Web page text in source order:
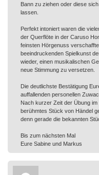
Bann zu ziehen oder diese
lassen.
Perfekt intoniert waren die
der Querflöte in der Caruso
feinsten Hörgenuss
beeindruckenden Spielkunst
wieder, einen musikalischen
neue Stimmung zu versetzen.
Die deutlichste Bestätigung
auffallenden personellen
Nach kurzer Zeit der Übung
berühmtes Stück von Händel
denn gerade die bekannten
Bis zum nächsten Mal
Eure Sabine und Markus